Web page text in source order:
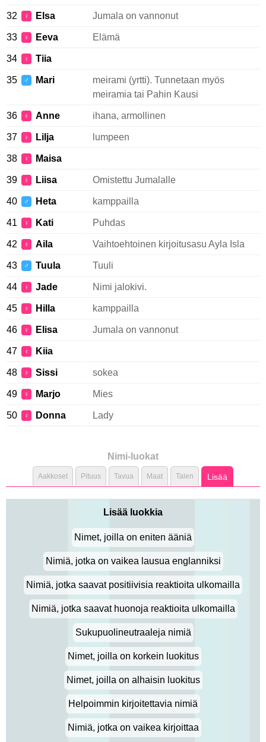
32 ♀ Elsa Jumala on vannonut
33 ♀ Eeva Elämä
34 ♀ Tiia
35 ♂ Mari
meirami (yrtti). Tunnetaan myös
meiramia tai Pahin Kausi
36 ♀ Anne ihana, armollinen
37 ♀ Lilja lumpeen
38 ♀ Maisa
39 ♀ Liisa Omistettu Jumalalle
40 ♂ Heta kamppailla
41 ♀ Kati Puhdas
42 ♀ Aila Vaihtoehtoinen kirjoitusasu Ayla Isla
43 ♂ Tuula Tuuli
44 ♀ Jade Nimi jalokivi.
45 ♀ Hilla kamppailla
46 ♀ Elisa Jumala on vannonut
47 ♀ Kiia
48 ♀ Sissi sokea
49 ♀ Marjo Mies
50 ♀ Donna Lady
Nimi-luokat
Aakkoset Pituus Tavua Maat Talen Lisää
Lisää luokkia
Nimet, joilla on eniten ääniä
Nimiä, jotka on vaikea lausua englanniksi
Nimiä, jotka saavat positiivisia reaktioita ulkomailla
Nimiä, jotka saavat huonoja reaktioita ulkomailla
Sukupuolineutraaleja nimiä
Nimet, joilla on korkein luokitus
Nimet, joilla on alhaisin luokitus
Helpoimmin kirjoitettavia nimiä
Nimiä, jotka on vaikea kirjoittaa